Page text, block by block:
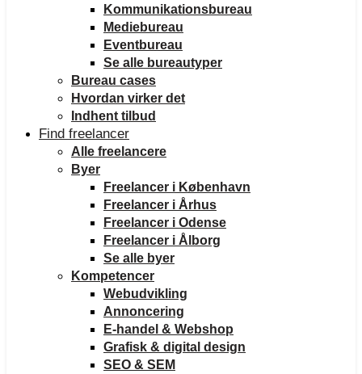
Kommunikationsbureau
Mediebureau
Eventbureau
Se alle bureautyper
Bureau cases
Hvordan virker det
Indhent tilbud
Find freelancer
Alle freelancere
Byer
Freelancer i København
Freelancer i Århus
Freelancer i Odense
Freelancer i Ålborg
Se alle byer
Kompetencer
Webudvikling
Annoncering
E-handel & Webshop
Grafisk & digital design
SEO & SEM